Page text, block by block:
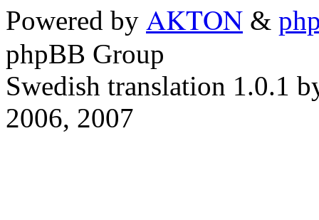
Powered by AKTON &
phpBB Group
Swedish translation 1.0.1
2006, 2007